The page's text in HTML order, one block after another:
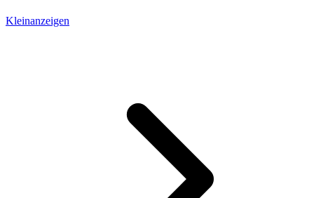
Kleinanzeigen